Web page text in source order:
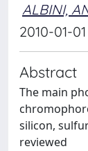
ALBINI,
2010-01-01
Abstract
The main
silicon,
reviewed